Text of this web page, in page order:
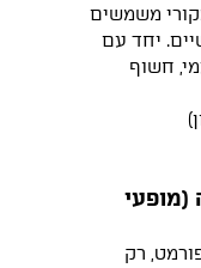
משמשים
יחד עם
חשוף
(מופעי
רק